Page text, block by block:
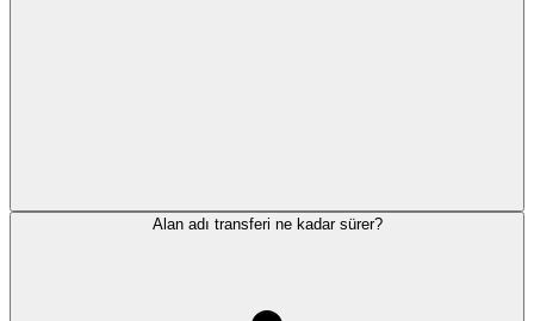
Alan adı transferi ne kadar sürer?